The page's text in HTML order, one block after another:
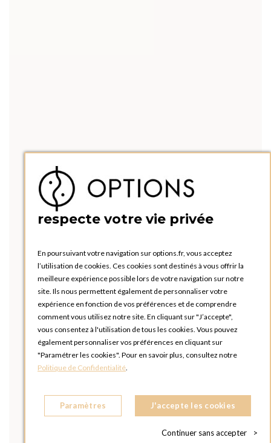
respecte votre vie privée
En poursuivant votre navigation sur options.fr, vous acceptez
l’utilisation de cookies. Ces cookies sont destinés à vous offrir la
meilleure expérience possible lors de votre navigation sur notre
site. Ils nous permettent également de personnaliser votre
expérience en fonction de vos préférences et de comprendre
comment vous utilisez notre site. En cliquant sur "J’accepte",
vous consentez à l'utilisation de tous les cookies. Vous pouvez
également personnaliser vos préférences en cliquant sur
"Paramétrer les cookies". Pour en savoir plus, consultez notre
Politique de Confidentialité.
Paramètres J'accepte les cookies
Continuer sans accepter >